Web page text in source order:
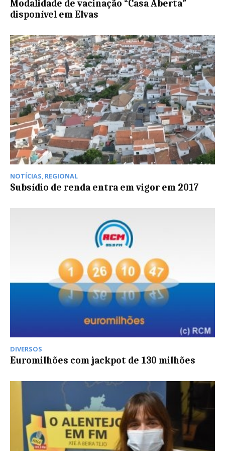
Modalidade de vacinação “Casa Aberta”
disponível em Elvas
NOTÍCIAS, REGIONAL
Subsídio de renda entra em vigor em 2017
DIVERSOS
Euromilhões com jackpot de 130 milhões